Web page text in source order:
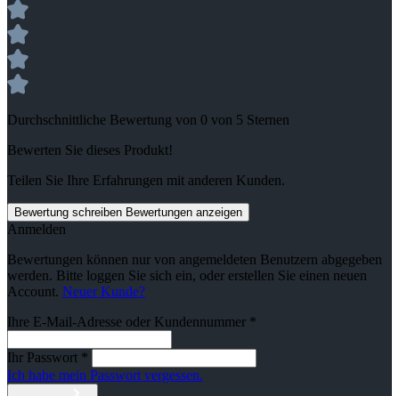
Durchschnittliche Bewertung von 0 von 5 Sternen
Bewerten Sie dieses Produkt!
Teilen Sie Ihre Erfahrungen mit anderen Kunden.
Bewertung schreiben Bewertungen anzeigen
Anmelden
Bewertungen können nur von angemeldeten Benutzern abgegeben
werden. Bitte loggen Sie sich ein, oder erstellen Sie einen neuen
Account. Neuer Kunde?
Ihre E-Mail-Adresse oder Kundennummer *
Ihr Passwort *
Ich habe mein Passwort vergessen.